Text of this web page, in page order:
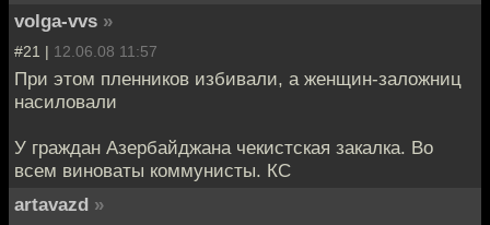
volga-vvs »
#21 | 12.06.08 11:57
При этом пленников избивали, а женщин-заложниц
насиловали
У граждан Азербайджана чекистская закалка. Во
всем виноваты коммунисты. КС
artavazd »